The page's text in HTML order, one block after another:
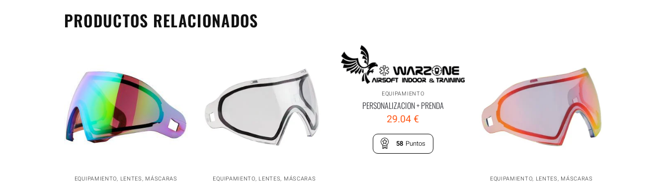
PRODUCTOS RELACIONADOS
EQUIPAMIENTO, LENTES, MÁSCARAS EQUIPAMIENTO, LENTES, MÁSCARAS
EQUIPAMIENTO
PERSONALIZACION + PRENDA
29.04 €
58 Puntos
EQUIPAMIENTO, LENTES, MÁSCARAS